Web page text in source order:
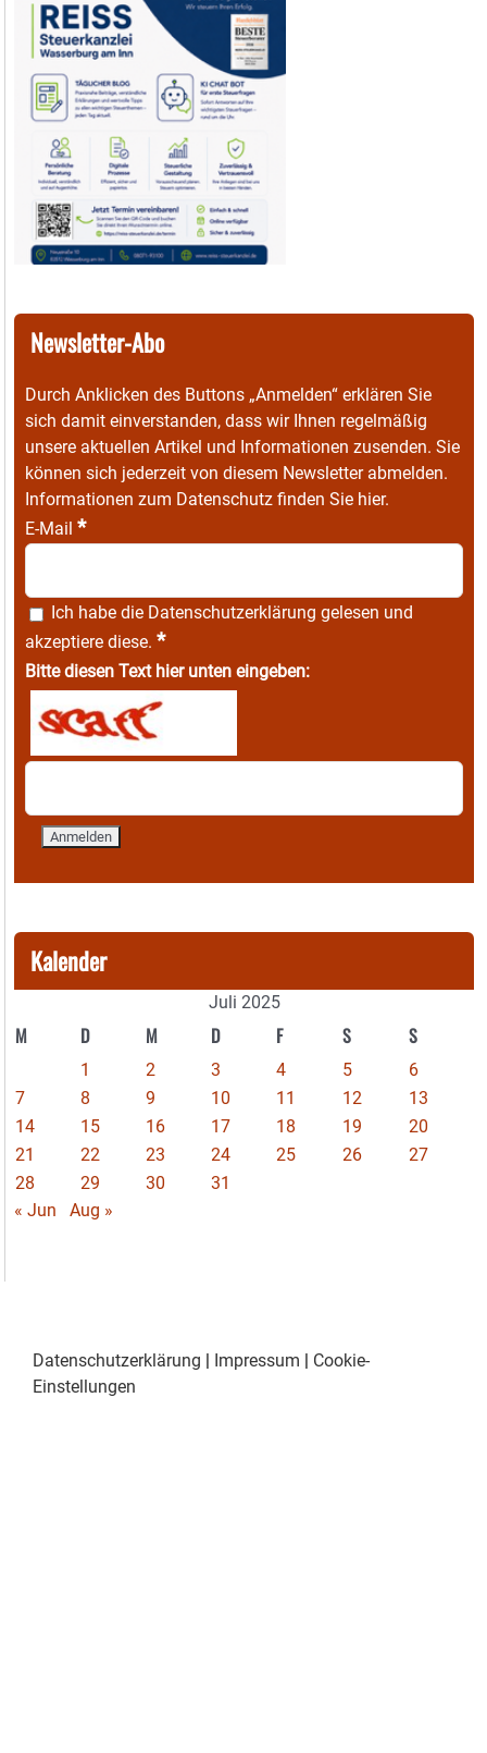
Newsletter-Abo
Durch Anklicken des Buttons „Anmelden“ erklären Sie
sich damit einverstanden, dass wir Ihnen regelmäßig
unsere aktuellen Artikel und Informationen zusenden. Sie
können sich jederzeit von diesem Newsletter abmelden.
Informationen zum Datenschutz finden Sie hier.
E-Mail *
Ich habe die Datenschutzerklärung gelesen und
akzeptiere diese. *
Bitte diesen Text hier unten eingeben:
Kalender
Juli 2025
M D M D F S S
1 2 3 4 5
6
7
8 9 10 11 12
13
14
15 16 17 18 19
20
21
22 23 24 25 26
27
28
29 30
31
« Jun
Aug »
Datenschutzerklärung Impressum
Cookie-
Einstellungen